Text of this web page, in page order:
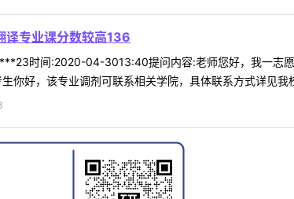
译专业课分数较高136
时间:2020-04-3013:40提问内容:老师您好，我一志
你好，该专业调剂可联系相关学院，具体联系方式详见我